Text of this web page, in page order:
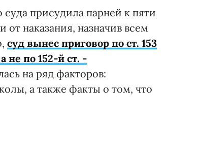
суда присудила парней к пяти
наказания, назначив всем
суд вынес приговор по ст. 153
не по 152-й ст. -
на ряд факторов:
а также факты о том, что